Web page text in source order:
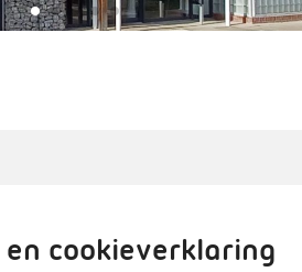
cookieverklaring